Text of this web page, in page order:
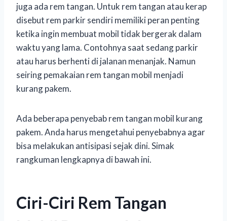
juga ada rem tangan. Untuk rem tangan atau kerap
disebut rem parkir sendiri memiliki peran penting
ketika ingin membuat mobil tidak bergerak dalam
waktu yang lama. Contohnya saat sedang parkir
atau harus berhenti di jalanan menanjak. Namun
seiring pemakaian rem tangan mobil menjadi
kurang pakem.
Ada beberapa penyebab rem tangan mobil kurang
pakem. Anda harus mengetahui penyebabnya agar
bisa melakukan antisipasi sejak dini. Simak
rangkuman lengkapnya di bawah ini.
Ciri-Ciri Rem Tangan